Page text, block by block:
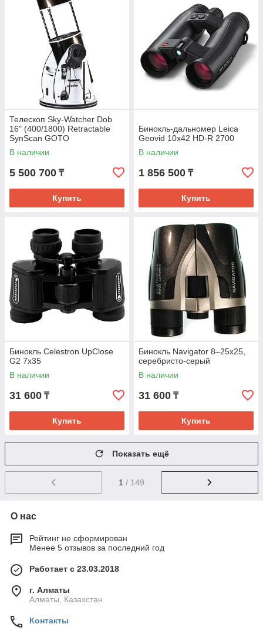
Телескоп Sky-Watcher Dob
16" (400/1800) Retractable
SynScan GOTO
В наличии
5 500 700 ₸
Купить
Бинокль-дальномер Leica
Geovid 10x42 HD-R 2700
В наличии
1 856 500 ₸
Купить
Бинокль Celestron UpClosе
G2 7x35
В наличии
31 600 ₸
Купить
Бинокль Navigator 8–25х25,
серебристо-серый
В наличии
31 600 ₸
Купить
Показать ещё
1 / 149
О нас
Рейтинг не сформирован
Менее 5 отзывов за последний год
Работает с 23.03.2018
г. Алматы
Алматы, Казахстан
Контакты